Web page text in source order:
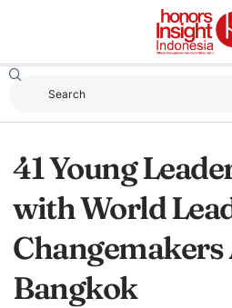
41 Young
with World
Bangkok